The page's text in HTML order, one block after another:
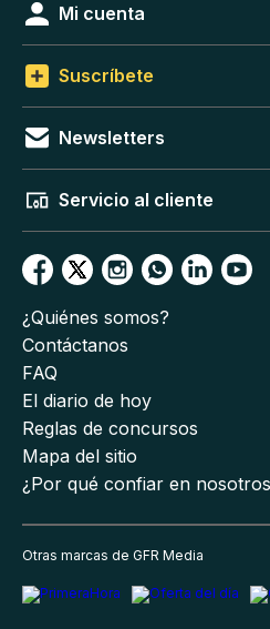
Mi cuenta
Suscríbete
Newsletters
Servicio al cliente
¿Quiénes somos?
Contáctanos
FAQ
El diario de hoy
Reglas de concursos
Mapa del sitio
¿Por qué confiar en
Otras marcas de GFR Media